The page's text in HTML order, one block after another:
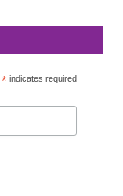
*indicates required